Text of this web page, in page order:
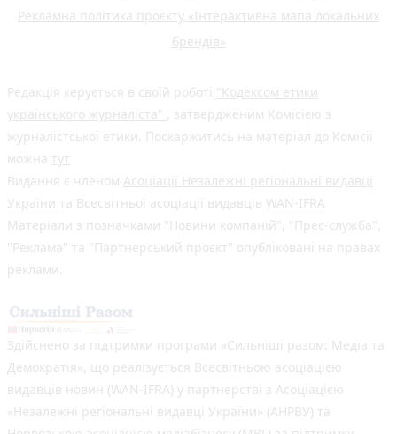
Рекламна політика проєкту «Інтерактивна мапа локальних
брендів»
Редакція керується в своїй роботі "Кодексом етики
українського журналіста" , затвердженим Комісією з
журналістської етики. Поскаржитись на матеріал до Комісії
можна тут
Видання є членом Асоціації Незалежні регіональні видавці
України та Всесвітньої асоціації видавців WAN-IFRA
Матеріали з позначками "Новини компаній", "Прес-служба",
"Реклама" та "Партнерський проєкт" опубліковані на правах
реклами.
Здійснено за підтримки програми «Сильніші разом: Медіа та
Демократія», що реалізується Всесвітньою асоціацією
видавців новин (WAN-IFRA) у партнерстві з Асоціацією
«Незалежні регіональні видавці України» (АНРВУ) та